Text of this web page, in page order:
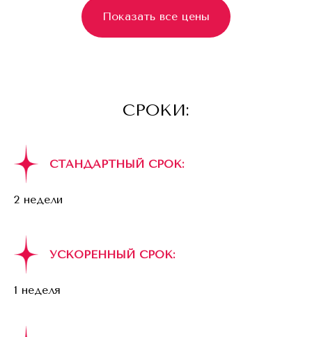
Показать все цены
СРОКИ:
СТАНДАРТНЫЙ СРОК:
2 недели
УСКОРЕННЫЙ СРОК:
1 неделя